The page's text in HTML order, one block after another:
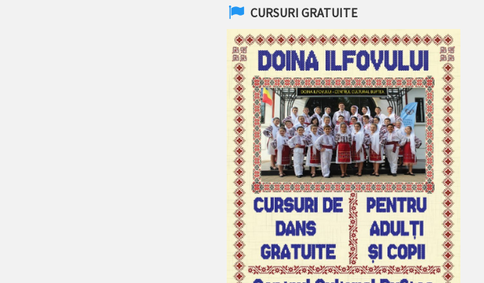
CURSURI GRATUITE